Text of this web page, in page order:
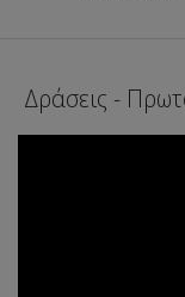
Δράσεις -